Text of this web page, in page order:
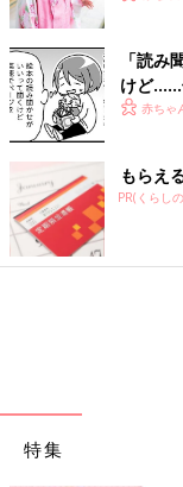
「読み
けど……
う子育
赤ちゃ
もらえ
PR(くらし
特集